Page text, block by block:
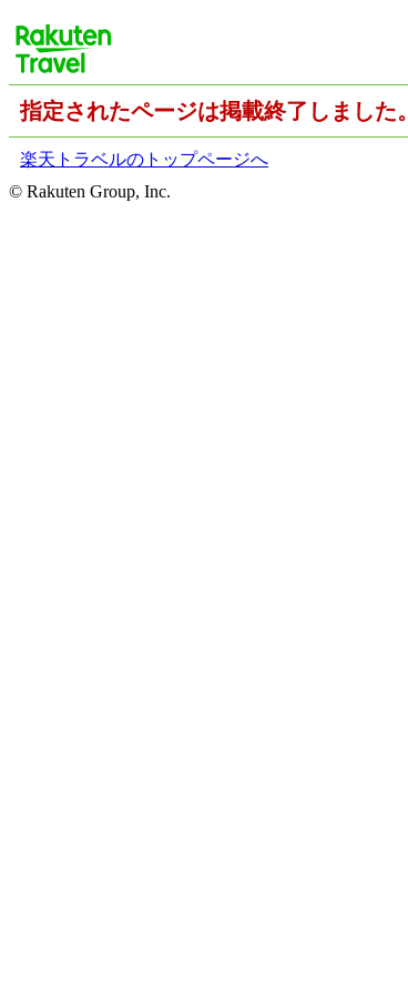
指定されたページは掲載終了しました。
楽天トラベルのトップページへ
© Rakuten Group, Inc.